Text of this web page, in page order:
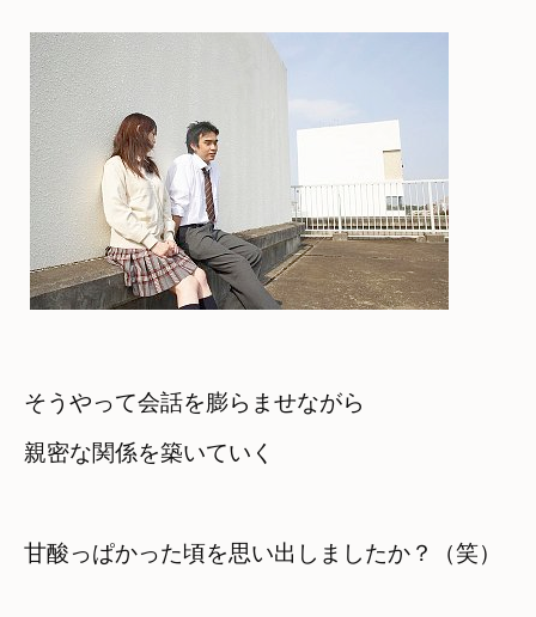
そうやって会話を膨らませながら
甘酸っぱかった頃を思い出しましたか？（笑）